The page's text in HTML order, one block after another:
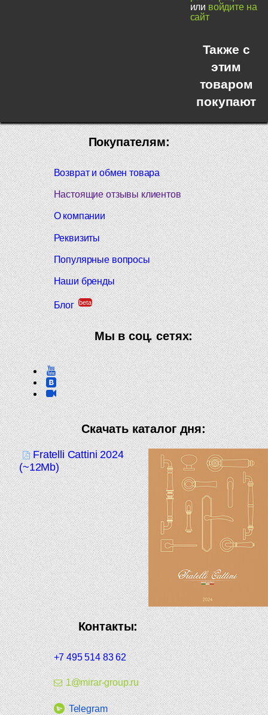
или войдите на
сайт
Также с
этим
товаром
покупают
Покупателям:
Возврат и обмен товара
Настоящие отзывы клиентов
О компании
Реквизиты
Популярные вопросы
Наши бренды
Блог beta
Мы в соц. сетях:
Скачать каталог дня:
Fratelli Cattini 2024
(~12Mb)
Контакты:
+7 495 514 83 62
1@mirar-group.ru
Telegram